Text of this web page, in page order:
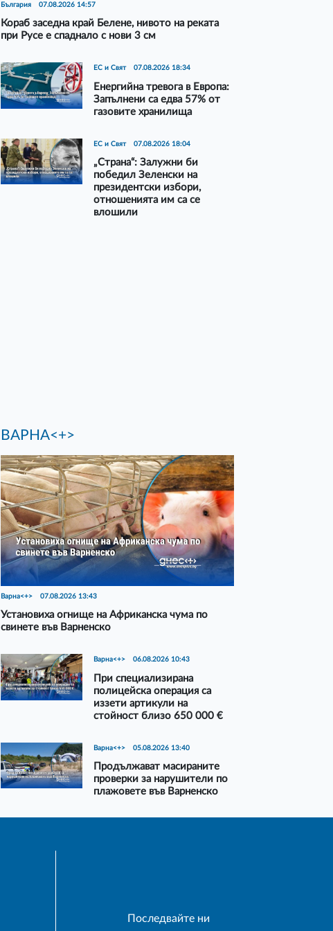
България 07.08.2026 14:57
Кораб заседна край Белене, нивото на реката
при Русе е спаднало с нови 3 см
ЕС и Свят 07.08.2026 18:34
Енергийна тревога в Европа:
Запълнени са едва 57% от
газовите хранилища
ЕС и Свят 07.08.2026 18:04
„Страна“: Залужни би
победил Зеленски на
президентски избори,
отношенията им са се
влошили
ВАРНА<+>
Варна<+> 07.08.2026 13:43
Установиха огнище на Африканска чума по
свинете във Варненско
Варна<+> 06.08.2026 10:43
При специализирана
полицейска операция са
иззети артикули на
стойност близо 650 000 €
Варна<+> 05.08.2026 13:40
Продължават масираните
проверки за нарушители по
плажовете във Варненско
Последвайте ни